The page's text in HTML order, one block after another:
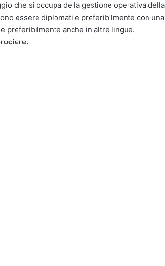
che si occupa della gestione operativa della
essere diplomati e preferibilmente con una
preferibilmente anche in altre lingue.